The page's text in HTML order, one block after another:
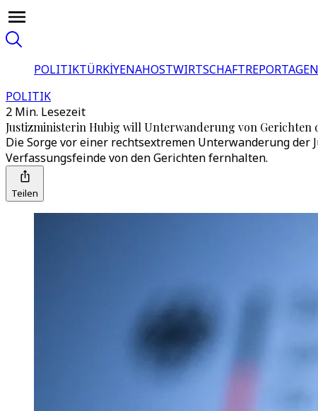
POLITIKTÜRKİYENAHOSTWIRTSCHAFT
POLITIK
2 Min. Lesezeit
Justizministerin Hubig will Unterwanderung von
Die Sorge vor einer rechtsextremen Unterwanderung
Verfassungsfeinde von den Gerichten fernhalten.
Teilen